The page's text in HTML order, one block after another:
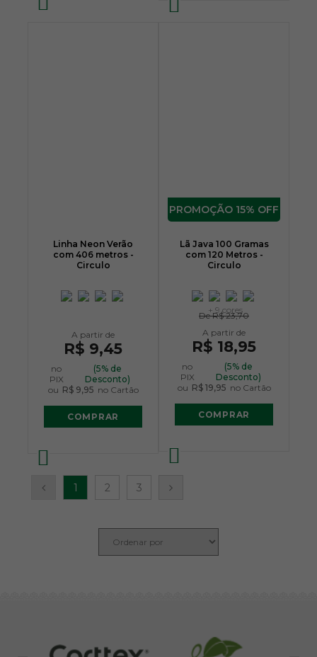
Linha Neon Verão
com 406 metros -
Circulo
R$ 9,45
no
PIX
(5% de
Desconto)
ou R$ 9,95 no Cartão
COMPRAR
15% OFF
Lã Java 100 Gramas
com 120 Metros -
Circulo
+ 9 cores
DeR$ 23,70
R$ 18,95
no
PIX
(5% de
Desconto)
ou R$ 19,95 no Cartão
COMPRAR
1 2 3